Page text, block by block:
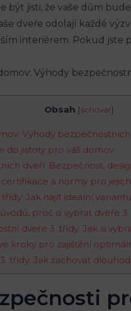
být jisti, že vaše dům
dveře odolají každé
interiérem. Pokud
Obsah [schovat]
Výhody
do jistoty pro váš domov
dveří: Bezpečnost,
a normy pro
Jak najít ideální
proč si vybrat dveře
dveře 3. třídy: Jak si
kroky pro zajištění
třídy: Jak zachovat